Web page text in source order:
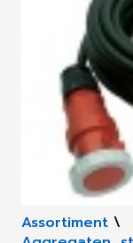
Assortiment \